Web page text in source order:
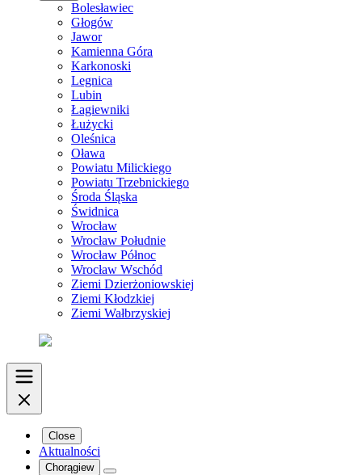
Bolesławiec
Głogów
Jawor
Kamienna Góra
Karkonoski
Legnica
Lubin
Łagiewniki
Łużycki
Oleśnica
Oława
Powiatu Milickiego
Powiatu Trzebnickiego
Środa Śląska
Świdnica
Wrocław
Wrocław Południe
Wrocław Północ
Wrocław Wschód
Ziemi Dzierżoniowskiej
Ziemi Kłodzkiej
Ziemi Wałbrzyskiej
Close
Aktualności
Chorągiew